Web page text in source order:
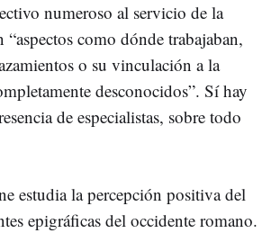
numeroso al servicio de la
como dónde trabajaban,
o su vinculación a la
desconocidos”. Sí hay
de especialistas, sobre todo
estudia la percepción positiva del
epigráficas del occidente romano.